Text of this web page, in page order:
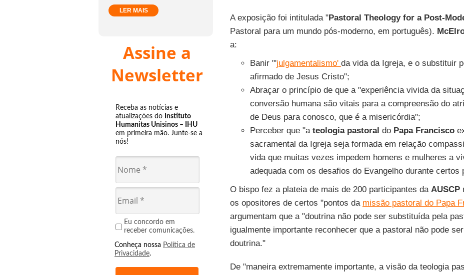
LER MAIS
Assine a
Newsletter
Receba as notícias e
atualizações do Instituto
Humanitas Unisinos – IHU
em primeira mão. Junte-se a
nós!
Eu concordo em
receber comunicações.
Conheça nossa Política de
Privacidade.
A exposição foi intitulada "Pastoral Theology for a Post-
Pastoral para um mundo pós-moderno, em português).
a:
Banir "'julgamentalismo' da vida da Igreja, e o substituir
afirmado de Jesus Cristo";
Abraçar o princípio de que a "experiência vivida da
conversão humana são vitais para a compreensão do
de Deus para conosco, que é a misericórdia";
Perceber que "a teologia pastoral do Papa Francisco
sacramental da Igreja seja formada em relação
vida que muitas vezes impedem homens e mulheres a
adequada com os desafios do Evangelho durante
O bispo fez a plateia de mais de 200 participantes da AUSCP
os opositores de certos "pontos da missão pastoral do Papa
argumentam que a "doutrina não pode ser substituída pela
igualmente importante reconhecer que a pastoral não pode
doutrina."
De "maneira extremamente importante, a visão da teologia